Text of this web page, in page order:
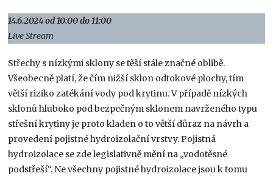
14.6.2024 od 10:00 do 11:00
Live Stream
Střechy s nízkými sklony se těší stále značné oblibě.
Všeobecně platí, že čím nižší sklon odtokové plochy, tím
větší riziko zatékání vody pod krytinu. V případě nízkých
sklonů hluboko pod bezpečným sklonem navrženého typu
střešní krytiny je proto kladen o to větší důraz na návrh a
provedení pojistné hydroizolační vrstvy. Pojistná
hydroizolace se zde legislativně mění na „vodotěsné
podstřeší“. Ne všechny pojistné hydroizolace jsou k tomu